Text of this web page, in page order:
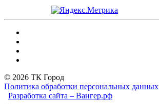
© 2026 ТК Город
Политика обработки персональных данных
Разработка сайта – Вангер.рф